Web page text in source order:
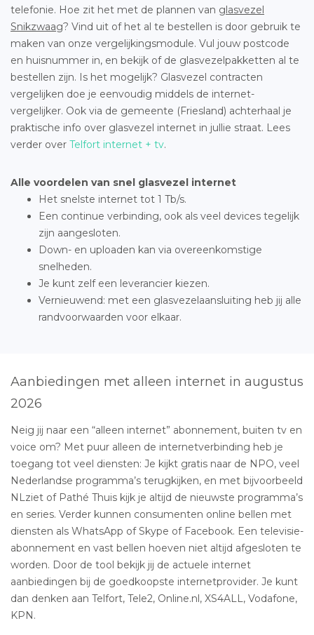
telefonie. Hoe zit het met de plannen van glasvezel
Snikzwaag? Vind uit of het al te bestellen is door gebruik te
maken van onze vergelijkingsmodule. Vul jouw postcode
en huisnummer in, en bekijk of de glasvezelpakketten al te
bestellen zijn. Is het mogelijk? Glasvezel contracten
vergelijken doe je eenvoudig middels de internet-
vergelijker. Ook via de gemeente (Friesland) achterhaal je
praktische info over glasvezel internet in jullie straat. Lees
verder over Telfort internet + tv.
Alle voordelen van snel glasvezel internet
Het snelste internet tot 1 Tb/s.
Een continue verbinding, ook als veel devices tegelijk
zijn aangesloten.
Down- en uploaden kan via overeenkomstige
snelheden.
Je kunt zelf een leverancier kiezen.
Vernieuwend: met een glasvezelaansluiting heb jij alle
randvoorwaarden voor elkaar.
Aanbiedingen met alleen internet in augustus
2026
Neig jij naar een “alleen internet” abonnement, buiten tv en
voice om? Met puur alleen de internetverbinding heb je
toegang tot veel diensten: Je kijkt gratis naar de NPO, veel
Nederlandse programma’s terugkijken, en met bijvoorbeeld
NLziet of Pathé Thuis kijk je altijd de nieuwste programma’s
en series. Verder kunnen consumenten online bellen met
diensten als WhatsApp of Skype of Facebook. Een televisie-
abonnement en vast bellen hoeven niet altijd afgesloten te
worden. Door de tool bekijk jij de actuele internet
aanbiedingen bij de goedkoopste internetprovider. Je kunt
dan denken aan Telfort, Tele2, Online.nl, XS4ALL, Vodafone,
KPN.